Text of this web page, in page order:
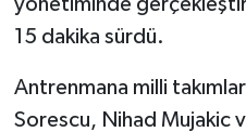
15 dakika sürdü.
Antrenmana milli
Sorescu, Nihad Mujakic